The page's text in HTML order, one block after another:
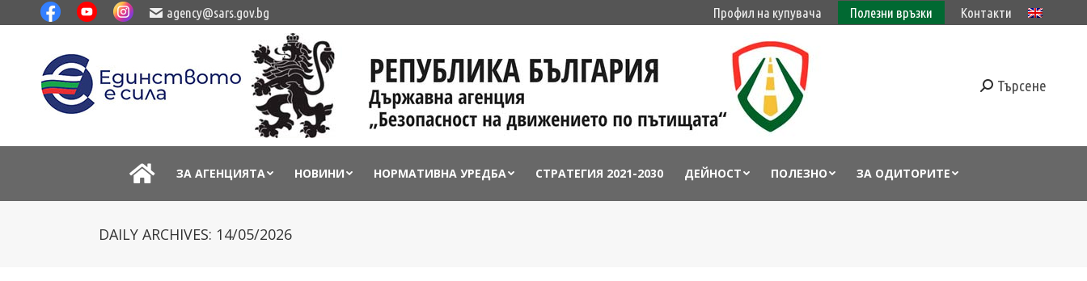
agency@sars.gov.bg Профил на купувача Полезни връзки Контакти
Търсене
ЗА АГЕНЦИЯТА НОВИНИ НОРМАТИВНА УРЕДБА СТРАТЕГИЯ 2021-2030 ДЕЙНОСТ ПОЛЕЗНО ЗА ОДИТОРИТЕ
DAILY ARCHIVES: 14/05/2026